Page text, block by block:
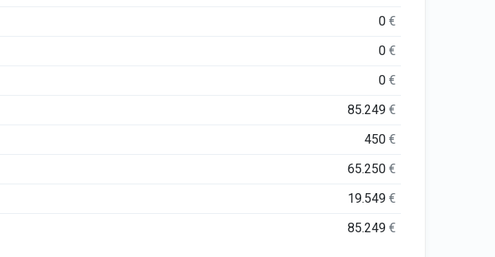
0€
0€
0€
85.249€
450€
65.250€
19.549€
85.249€